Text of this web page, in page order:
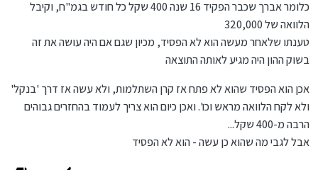
ו. יש עוד כמה נתונים, אבל ביקשת בלי הצעות לשינוי.
ז. אתה בכיוון טוב.
כלומר אברך שכבר הפקיד 16 שנה 400 שקל כל חודש בגמ"ח, וקיבל
הלוואה של 320,000
טענתו שלאחר מעשה הוא לא הפסיד, מכיון שגם אם היה עושה את זה
בשוק ההון היה מגיע לאותה התוצאה
אכן הוא הפסיד שהוא לא פתח אז קרן השתלמות, ולא עשה אז דרך 'בנקל'
ולא לקח הלוואה מראש וכו'. ואכן כיום הוא צריך לעמוד בהחזרים גבוהים
הרבה מ-400 שקל...
אבל לגבי מה שהוא כן עשה - הוא לא הפסיד